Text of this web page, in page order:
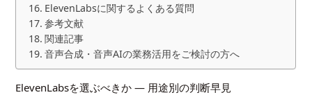
ElevenLabsに関するよくある質問
参考文献
関連記事
音声合成・音声AIの業務活用をご検討の方へ
ElevenLabsを選ぶべきか — 用途別の判断早見